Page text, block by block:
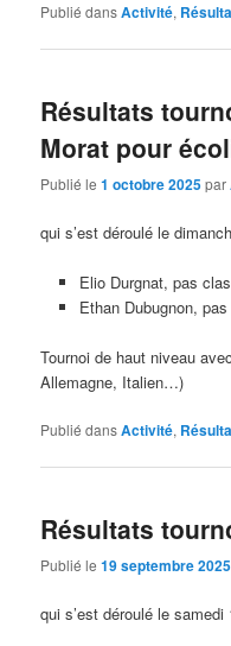
Publié dansActivité,
Résultats
Morat pour
Publié le1 octobre 2025par
qui s’est déroulé le
Elio Durgnat, pas
Ethan Dubugnon,
Tournoi de haut niveau
Allemagne, Italien…)
Publié dansActivité,
Résultats
Publié le19 septembre 2025
qui s’est déroulé le